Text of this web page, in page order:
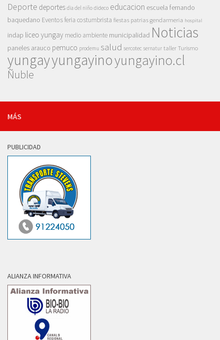
Deporte deportes dia del niño dideco educacion escuela fernando
baquedano Eventosferia costumbrista fiestas patrias gendarmeria hospital
indap liceo yungay medio ambiente municipalidad Noticias
paneles arauco pemuco prodemu salud sercotec sernatur taller Turismo
yungayyungayinoyungayino.cl
Ñuble
MÁS
PUBLICIDAD
ALIANZA INFORMATIVA